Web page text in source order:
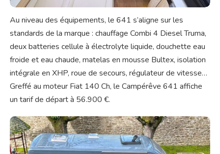
Au niveau des équipements, le 641 s’aligne sur les
standards de la marque : chauffage Combi 4 Diesel Truma,
deux batteries cellule à électrolyte liquide, douchette eau
froide et eau chaude, matelas en mousse Bultex, isolation
intégrale en XHP, roue de secours, régulateur de vitesse…
Greffé au moteur Fiat 140 Ch, le Campérêve 641 affiche
un tarif de départ à 56.900 €.